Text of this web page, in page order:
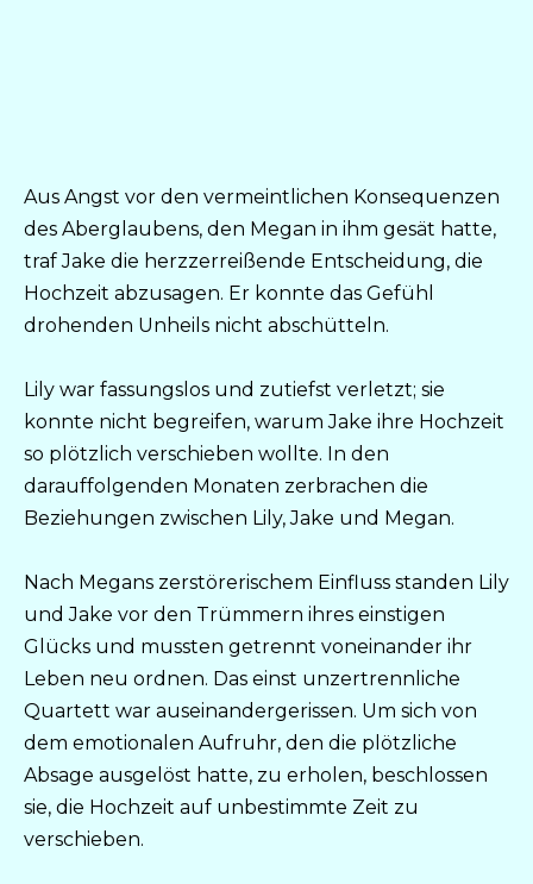
Aus Angst vor den vermeintlichen Konsequenzen
des Aberglaubens, den Megan in ihm gesät hatte,
traf Jake die herzzerreißende Entscheidung, die
Hochzeit abzusagen. Er konnte das Gefühl
drohenden Unheils nicht abschütteln.
Lily war fassungslos und zutiefst verletzt; sie
konnte nicht begreifen, warum Jake ihre Hochzeit
so plötzlich verschieben wollte. In den
darauffolgenden Monaten zerbrachen die
Beziehungen zwischen Lily, Jake und Megan.
Nach Megans zerstörerischem Einfluss standen Lily
und Jake vor den Trümmern ihres einstigen
Glücks und mussten getrennt voneinander ihr
Leben neu ordnen. Das einst unzertrennliche
Quartett war auseinandergerissen. Um sich von
dem emotionalen Aufruhr, den die plötzliche
Absage ausgelöst hatte, zu erholen, beschlossen
sie, die Hochzeit auf unbestimmte Zeit zu
verschieben.